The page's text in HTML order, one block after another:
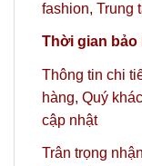
fashion,
Thời gian bảo
Thông tin chi
hàng, Quý
cập nhật
Trân trọng